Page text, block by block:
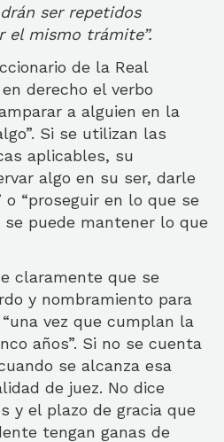
ser repetidos
el mismo trámite”.
de la Real
derecho el verbo
a alguien en la
Si se utilizan las
aplicables, su
algo en su ser, darle
o “proseguir en lo que se
se puede mantener lo que
claramente que se
y nombramiento para
vez que cumplan la
años”. Si no se cuenta
se alcanza esa
de juez. No dice
y el plazo de gracia que
tengan ganas de